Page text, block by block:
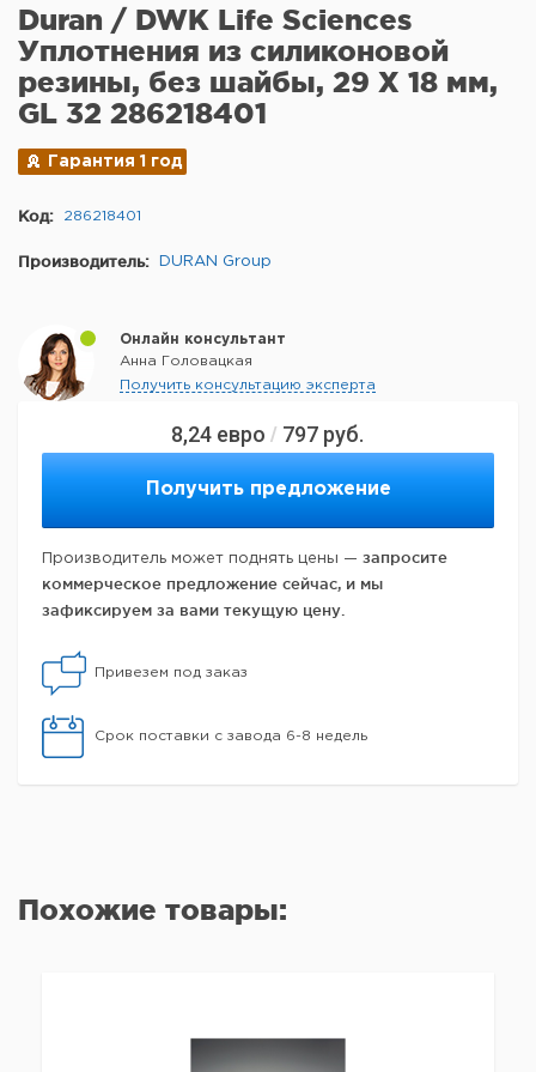
8,24 евро / 797 руб.
Получить предложение
Производитель может поднять цены — запросите
коммерческое предложение сейчас, и мы
зафиксируем за вами текущую цену.
Привезем под заказ
Срок поставки с завода 6-8 недель
Duran / DWK Life Sciences
Уплотнения из силиконовой
резины, без шайбы, 29 X 18 мм,
GL 32 286218401
Гарантия 1 год
Код: 286218401
Производитель: DURAN Group
Онлайн консультант
Анна Головацкая
Получить консультацию эксперта
Похожие товары: